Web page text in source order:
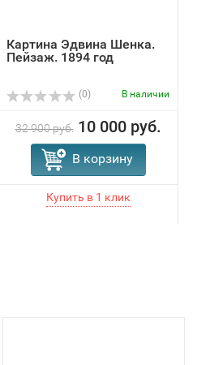
Картина Эдвина Шенка.
Пейзаж. 1894 год
(0) В наличии
32 900 руб. 10 000 руб.
В корзину